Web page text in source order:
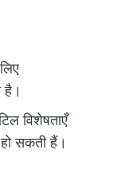
है।
विशेषताएँ
सकती हैं।